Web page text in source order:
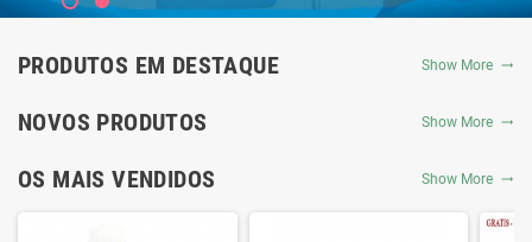
PRODUTOS EM DESTAQUE Show More
NOVOS PRODUTOS Show More
OS MAIS VENDIDOS Show More